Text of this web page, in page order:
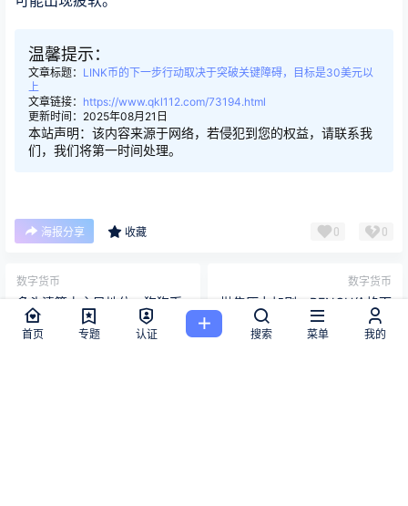
温馨提示：
文章标题： LINK币的下一步行动取决于突破关键障碍，目标是30美元以
上
文章链接： https://www.qkl112.com/73194.html
更新时间：2025年08月21日
本站声明：该内容来源于网络，若侵犯到您的权益，请联系我
们，我们将第一时间处理。
海报分享 收藏 0 0
数字货币
多头清算占主导地位，狗狗币
看涨交易者遭受重创
2025-8-21 9:29:34
数字货币
抛售压力加剧，PENGU价格面
临暴跌50%的风险
2025-8-21 9:42:24
首页 专题 认证 搜索 菜单 我的